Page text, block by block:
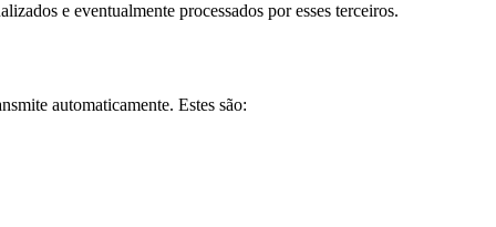
e eventualmente processados por esses terceiros.
automaticamente. Estes são: